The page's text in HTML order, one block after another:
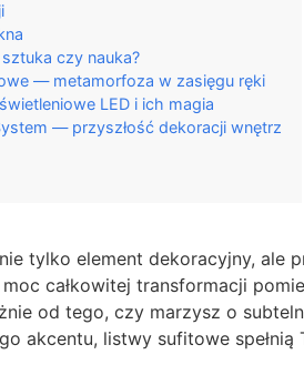
czy nauka?
— metamorfoza w zasięgu ręki
LED i ich magia
— przyszłość dekoracji wnętrz
tylko element dekoracyjny, ale
całkowitej transformacji
od tego, czy marzysz o
akcentu, listwy sufitowe spełnią